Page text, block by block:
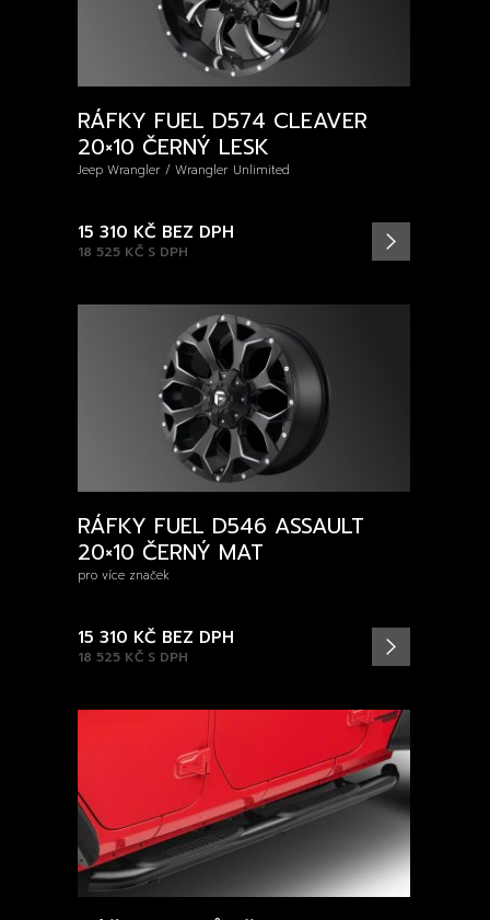
RÁFKY FUEL D574 CLEAVER
20×10 ČERNÝ LESK
Jeep Wrangler / Wrangler Unlimited
18 525 KČ S DPH
15 310 KČ BEZ DPH
RÁFKY FUEL D546 ASSAULT
20×10 ČERNÝ MAT
pro více značek
18 525 KČ S DPH
15 310 KČ BEZ DPH